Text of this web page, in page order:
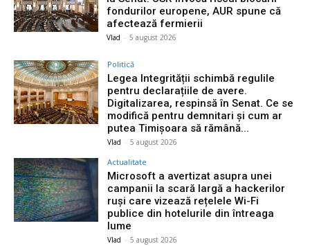
fondurilor europene, AUR spune că
afectează fermierii
Vlad - 5 august 2026
Politică
Legea Integrității schimbă regulile
pentru declarațiile de avere.
Digitalizarea, respinsă în Senat. Ce se
modifică pentru demnitari și cum ar
putea Timișoara să rămână...
Vlad - 5 august 2026
Actualitate
Microsoft a avertizat asupra unei
campanii la scară largă a hackerilor
ruși care vizează rețelele Wi-Fi
publice din hotelurile din întreaga
lume
Vlad - 5 august 2026